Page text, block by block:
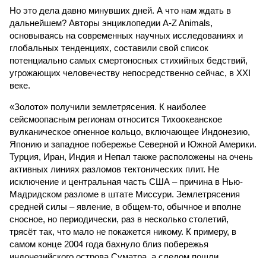
Но это дела давно минувших дней. А что нам ждать в
дальнейшем? Авторы энциклопедии A-Z Animals,
основываясь на современных научных исследованиях и
глобальных тенденциях, составили свой список
потенциально самых смертоносных стихийных бедствий,
угрожающих человечеству непосредственно сейчас, в XXI
веке.
«Золото» получили землетрясения. К наиболее
сейсмоопасным регионам относится Тихоокеанское
вулканическое огненное кольцо, включающее Индонезию,
Японию и западное побережье Северной и Южной Америки.
Турция, Иран, Индия и Непал также расположены на очень
активных линиях разломов тектонических плит. Не
исключение и центральная часть США – причина в Нью-
Мадридском разломе в штате Миссури. Землетрясения
средней силы – явление, в общем-то, обычное и вполне
сносное, но периодически, раз в несколько столетий,
трясёт так, что мало не покажется никому. К примеру, в
самом конце 2004 года бахнуло близ побережья